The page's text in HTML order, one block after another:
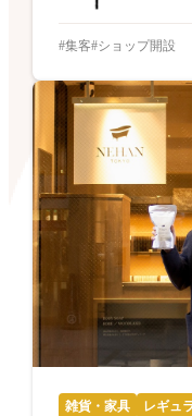
集客 ショップ開設
雑貨・家具 レギュ